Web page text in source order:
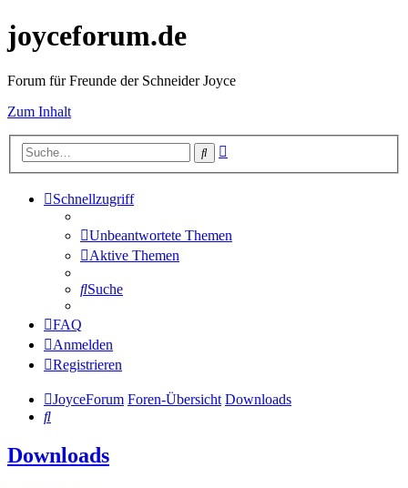
joyceforum.de
Forum für Freunde der Schneider Joyce
Zum Inhalt
Suche
Schnellzugriff
Unbeantwortete Themen
Aktive Themen
Suche
FAQ
Anmelden
Registrieren
JoyceForum Foren-Übersicht Downloads
Suche
Downloads